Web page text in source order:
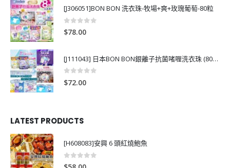
[J306051]BON BON 洗衣珠-牧場+爽+玫瑰葡萄-80粒
0
$78.00
[J111043] 日本BON BON銀離子抗菌啫喱洗衣珠 (80粒)
0
$72.00
LATEST PRODUCTS
[H608083]安興 6 頭紅燒鮑魚
0out of 5